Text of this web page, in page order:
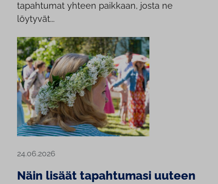
tapahtumat yhteen paikkaan, josta ne
löytyvät...
24.06.2026
Näin lisäät tapahtumasi uuteen